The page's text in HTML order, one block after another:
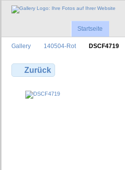
Startseite
Gallery 140504-Rot DSCF4719
Zurück